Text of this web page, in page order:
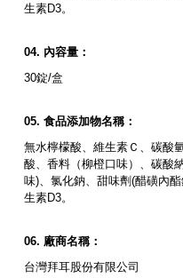
生素D3。
內容量：
30錠/盒
食品添加物名稱：
無水檸檬酸、維生素Ｃ、碳酸
酸、香料（柳橙口味）、碳酸
味)、氯化鈉、甜味劑(醋磺內
生素D3。
廠商名稱：
台灣拜耳股份有限公司